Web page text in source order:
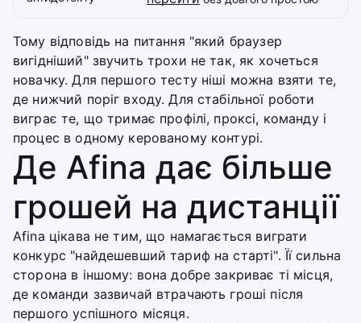
Тому відповідь на питання "який браузер
вигідніший" звучить трохи не так, як хочеться
новачку. Для першого тесту ніші можна взяти те,
де нижчий поріг входу. Для стабільної роботи
виграє те, що тримає профілі, проксі, команду і
процес в одному керованому контурі.
Де Afina дає більше
грошей на дистанції
Afina цікава не тим, що намагається виграти
конкурс "найдешевший тариф на старті". Її сильна
сторона в іншому: вона добре закриває ті місця,
де команди зазвичай втрачають гроші після
першого успішного місяця.